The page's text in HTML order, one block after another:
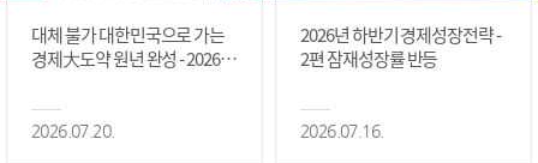
대체 불가 대한민국으로 가는
경제大도약 원년 완성 - 2026 하
정상화 #2편
2026.07.20.
2026년 하반기 경제성장전략 -
2편 잠재성장률 반등
2026.07.16.